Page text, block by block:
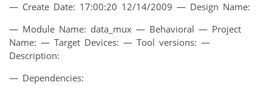
— Create Date: 17:00:20 12/14/2009 — Design Name:
— Module Name: data_mux — Behavioral — Project
Name: — Target Devices: — Tool versions: —
Description:
— Dependencies: